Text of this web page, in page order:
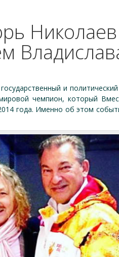
и
чемпион, который
года. Именно об этом